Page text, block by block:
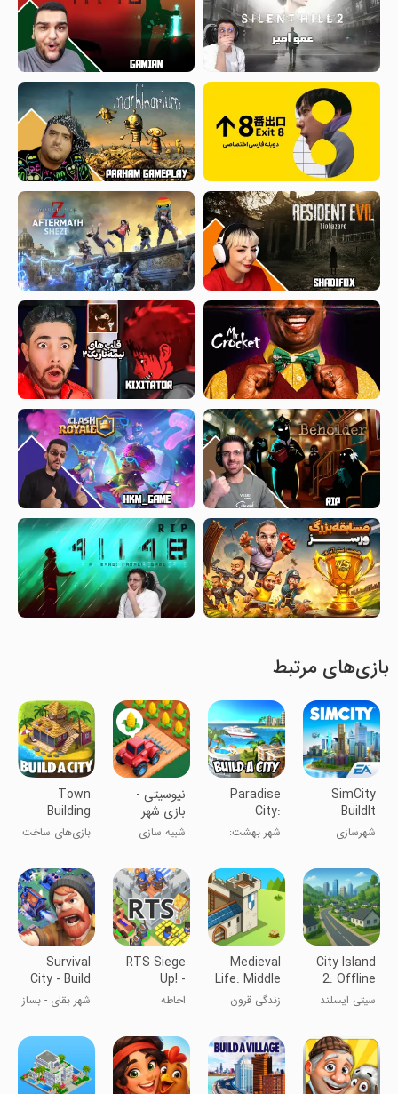
بازی‌های مرتبط
SimCity
BuildIt
شهرسازی
Paradise
City:
Building
Sim
شهر بهشت:
و ساز
‏‏‏‏‏‏نیوسیتی -
بازی شهر
سازی و خانه
شبیه سازی
Town
Building
Games:
Tropic Ci
بازی‌های ساخت
گرمسیری
City Island
2: Offline
Builder
سیتی ایسلند
Medieval
Life: Middle
Age Game
زندگی قرون
RTS Siege
Up! -
Medieval
احاطه
Survival
City - Build
& Defend
شهر بقای - بساز